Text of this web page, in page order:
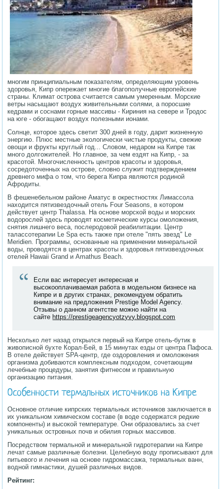
многим принципиальным показателям, определяющим уровень
здоровья, Кипр опережает многие благополучные европейские
страны. Климат острова считается самым умеренным. Морские
ветры насыщают воздух живительными солями, а поросшие
кедрами и соснами горные массивы - Кириния на севере и Тродос
на юге - обогащают воздух полезными ионами.
Солнце, которое здесь светит 300 дней в году, дарит жизненную
энергию. Плюс местные экологически чистые продукты, свежие
овощи и фрукты круглый год... Словом, недаром на Кипре так
много долгожителей. Но главное, за чем ездят на Кипр, - за
красотой. Многочисленность центров красоты и здоровья,
сосредоточенных на острове, словно служит подтверждением
древнего мифа о том, что берега Кипра являются родиной
Афродиты.
В фешенебельном районе Аматус в окрестностях Лимассола
находится пятизвездочный отель Four Seasons, в котором
действует центр Thalassa. На основе морской воды и морских
водорослей здесь проводят косметические курсы омоложения,
снятия лишнего веса, послеродовой реабилитации. Центр
талассотерапии Le Spa есть также при отеле "пять звезд" Le
Meridien. Программы, основанные на применении минеральной
воды, проводятся в центрах красоты и здоровья пятизвездочных
отелей Hawaii Grand и Amathus Beach.
Если вас интересует интересная и
высокооплачиваемая работа в модельном бизнесе на
Кипре и в других странах, рекомендуем обратить
внимание на предложения Prestige Model Agency.
Отзывы о данном агентстве можно найти на
сайте https://prestigeagencyotzyvy.blogspot.com
Несколько лет назад открылся первый на Кипре отель-бутик в
живописной бухте Корал-Бей, в 15 минутах езды от центра Пафоса.
В отеле действует SРА-центр, где оздоровления и омоложения
организма добиваются комплексным подходом, сочетающим
лечебные процедуры, занятия фитнесом и правильную
организацию питания.
Особенности термальных источников на Кипре
Основное отличие кипрских термальных источников заключается в
их уникальном химическом составе (в воде содержатся редкие
компоненты) и высокой температуре. Они образовались за счет
уникальных островных почв и обилия горных массивов.
Посредством термальной и минеральной гидротерапии на Кипре
лечат самые различные болезни. Целебную воду прописывают для
питьевого и лечения на основе гидромассажа, термальных ванн,
водной гимнастики, душей различных видов.
Рейтинг: